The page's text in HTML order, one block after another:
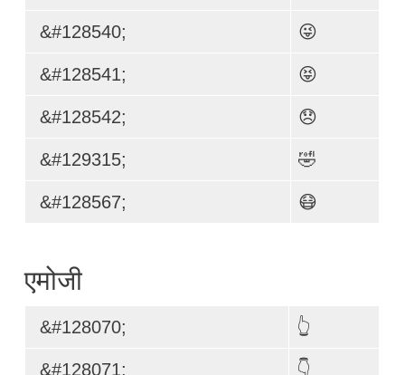
&#128540; 😜
&#128541; 😝
&#128542; 😞
&#129315; 🤣
&#128567; 😷
एमोजी
&#128070; 👆
&#128071; 👇